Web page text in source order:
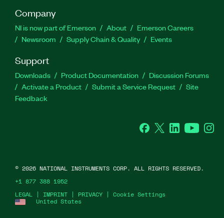
Company
NI is now part of Emerson About
Emerson Careers
Newsroom
Supply Chain & Quality Events
Support
Downloads Product Documentation
Discussion Forums
Activate a Product
Submit a Service Request
Site
Feedback
Facebook
Twitter LinkedInYouTube
United States
LEGAL | IMPRINT | PRIVACY | Cookie Settings
© 2026 NATIONAL INSTRUMENTS CORP. ALL RIGHTS RESERVED.
+1 877 388 1952